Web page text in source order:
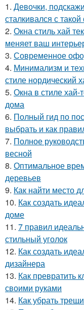
1. Девочки,
сталкивался с
2. Окна стиль хай
меняет ваш
3. Современное
4. Минимализм и
стиле нордический
5. Окна в стиле
дома
6. Полный гид по
выбрать и как
7. Полное
весной
8. Оптимальное
деревьев
9. Как найти место
10. Как создать
доме
11. 7 правил
стильный уголок
12. Как создать
дизайнера
13. Как превратить
своими руками
14. Как убрать